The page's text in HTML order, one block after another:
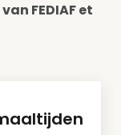
FEDIAF et